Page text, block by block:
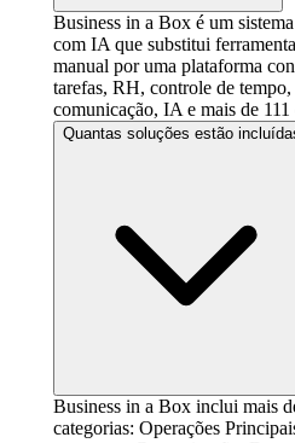
Business in a Box é um
com IA que substitui
manual por uma plataforma
tarefas, RH, controle de
comunicação, IA e mais de 111
Quantas soluções estão
Business in a Box inclui mais
categorias: Operações